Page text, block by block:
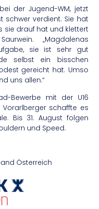
der Jugend-WM, jetzt
schwer verdient. Sie hat
sie drauf hat und klettert
„Magdalenas
sie ist sehr gut
selbst ein bisschen
gereicht hat. Umso
uns allen.“
Bewerbe mit der U16
schaffte es
Bis 31. August folgen
und Speed.
Österreich